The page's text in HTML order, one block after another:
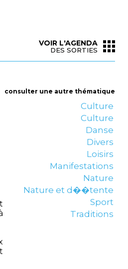
VOIR L'AGENDA
DES SORTIES
consulter une autre thématique
Culture
Culture
Danse
Divers
Loisirs
Manifestations
Nature
Nature et d��tente
Sport
Traditions